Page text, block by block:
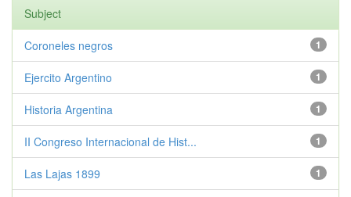
Subject
1
Coroneles negros
1
Ejercito Argentino
1
Historia Argentina
1
II Congreso Internacional de Hist...
1
Las Lajas 1899